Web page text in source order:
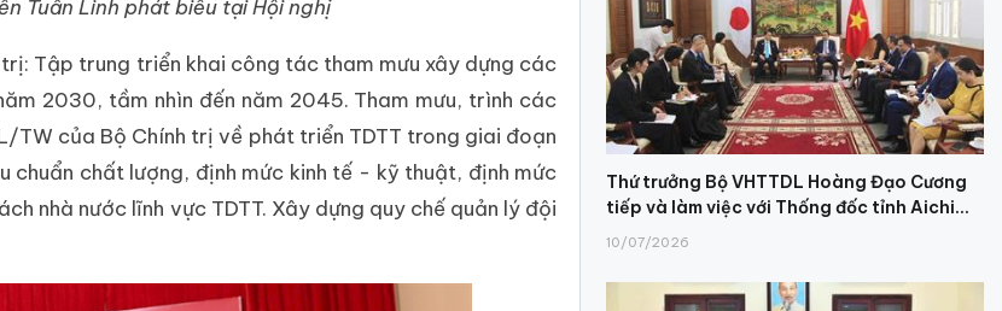
Tuấn Linh phát biểu tại Hội nghị
Tập trung triển khai công tác tham mưu xây dựng các
2030, tầm nhìn đến năm 2045. Tham mưu, trình các
TW của Bộ Chính trị về phát triển TDTT trong giai đoạn
chất lượng, định mức kinh tế - kỹ thuật, định mức
nhà nước lĩnh vực TDTT. Xây dựng quy chế quản lý đội
Thứ trưởng Bộ VHTTDL Hoàng Đạo Cương
tiếp và làm việc với Thống đốc tỉnh Aichi...
10/07/2026